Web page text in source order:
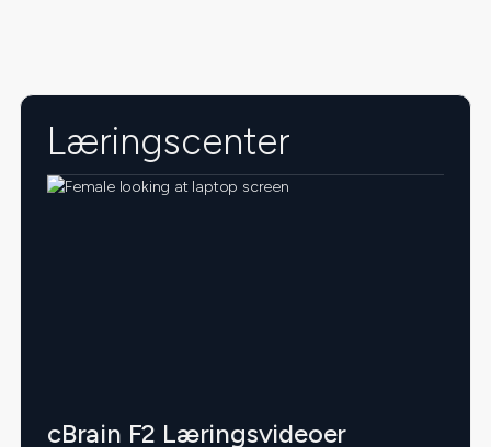
Læringscenter
cBrain F2 Læringsvideoer